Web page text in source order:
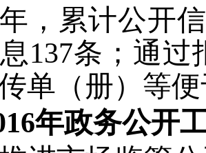
，累计公开
137条；通过
单（册）等
年政务公开